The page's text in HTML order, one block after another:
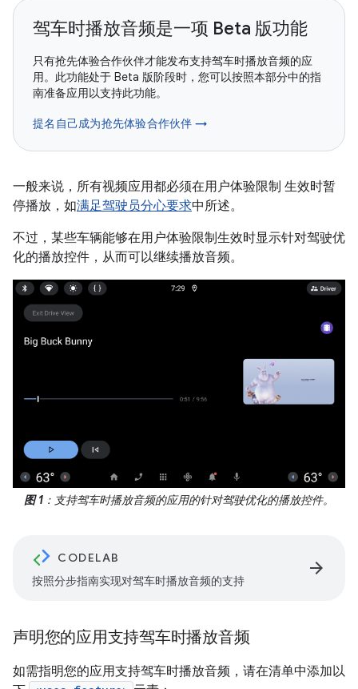
驾车时播放音频是一项 Beta 版功能
只有抢先体验合作伙伴才能发布支持驾车时播放音频的应
用。此功能处于 Beta 版阶段时，您可以按照本部分中的指
南准备应用以支持此功能。
提名自己成为抢先体验合作伙伴 →
一般来说，所有视频应用都必须在用户体验限制 生效时暂
停播放，如满足驾驶员分心要求中所述。
不过，某些车辆能够在用户体验限制生效时显示针对驾驶优
化的播放控件，从而可以继续播放音频。
图 1 ：支持驾车时播放音频的应用的针对驾驶优化的播放控件。
CODELAB
按照分步指南实现对驾车时播放音频的支持
arrow_forward
声明您的应用支持驾车时播放音频
如需指明您的应用支持驾车时播放音频，请在清单中添加以